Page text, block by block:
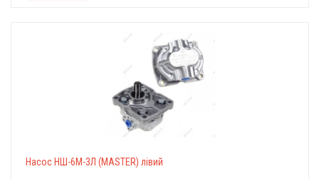
Насос НШ-6М-3Л (MASTER) лівий